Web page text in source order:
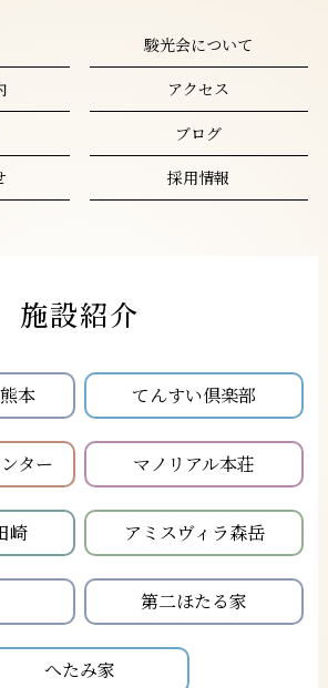
駿光会について
アクセス
ブログ
採用情報
施設紹介
本 てんすい倶楽部
ター マノリアル本荘
崎 アミスヴィラ森岳
第二ほたる家
へたみ家